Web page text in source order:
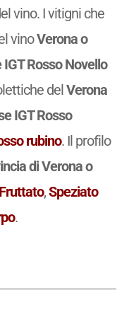
vino. I vitigni che
vinoVerona o
Rosso Novello
delVerona
IGT Rosso
rubino. Il profilo
di Verona o
Fruttato,Speziato
.